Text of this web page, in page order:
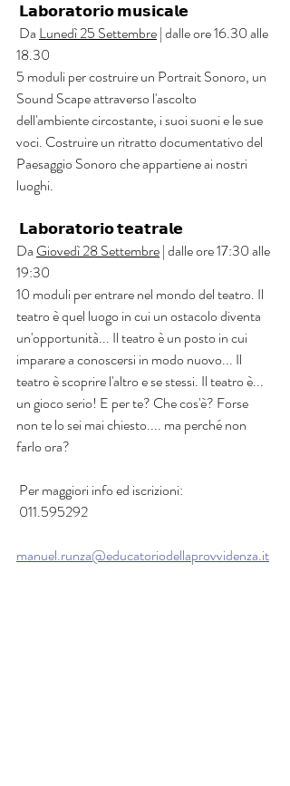
𝗟𝗮𝗯𝗼𝗿𝗮𝘁𝗼𝗿𝗶𝗼 𝗺𝘂𝘀𝗶𝗰𝗮𝗹𝗲
Da Lunedì 25 Settembre | dalle ore 16.30 alle
18.30
5 moduli per costruire un Portrait Sonoro, un
Sound Scape attraverso l'ascolto
dell'ambiente circostante, i suoi suoni e le sue
voci. Costruire un ritratto documentativo del
Paesaggio Sonoro che appartiene ai nostri
luoghi.
𝗟𝗮𝗯𝗼𝗿𝗮𝘁𝗼𝗿𝗶𝗼 𝘁𝗲𝗮𝘁𝗿𝗮𝗹𝗲
Da Giovedì 28 Settembre | dalle ore 17:30 alle
19:30
10 moduli per entrare nel mondo del teatro. Il
teatro è quel luogo in cui un ostacolo diventa
un'opportunità... Il teatro è un posto in cui
imparare a conoscersi in modo nuovo... Il
teatro è scoprire l'altro e se stessi. Il teatro è...
un gioco serio! E per te? Che cos'è? Forse
non te lo sei mai chiesto.... ma perché non
farlo ora?
Per maggiori info ed iscrizioni:
011.595292
manuel.runza@educatoriodellaprovvidenza.it